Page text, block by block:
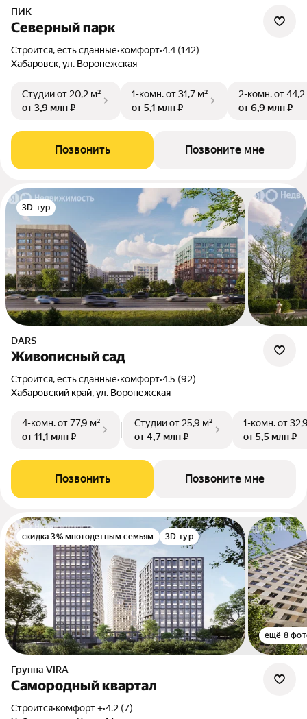
ПИК
Северный парк
Строится, есть сданные•комфорт•4.4 (142)
Хабаровск, ул. Воронежская
Студииот 20,2 м²
от 3,9 млн ₽
1-комн.от 31,7 м²
от 5,1 млн ₽
2-комн.от 44,2
от 6,9 млн ₽
Позвонить Позвоните мне
3D-тур
DARS
Живописный сад
Строится, есть сданные•комфорт•4.5 (92)
Хабаровский край, ул. Воронежская
4-комн.от 77,9 м²
от 11,1 млн ₽
Студииот 25,9 м²
от 4,7 млн ₽
1-комн.от
от 5,5 млн ₽
Позвонить Позвоните мне
скидка 3% многодетным семьям 3D-тур
ещё 8
Группа VIRA
Самородный квартал
Строится•комфорт +•4.2 (7)